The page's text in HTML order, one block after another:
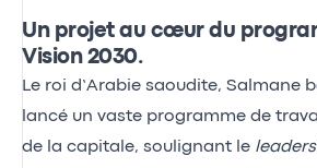
Un projet au cœur du
Vision 2030.
Le roi d’Arabie saoudite, Salmane
lancé un vaste programme de
de la capitale, soulignant le